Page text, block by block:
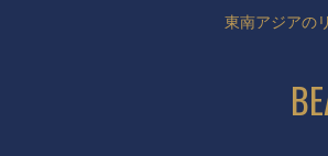
東南アジアの